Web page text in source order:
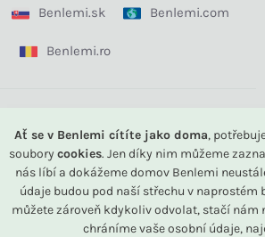
Ať se v Benlemi cítíte jako doma,
soubory cookies. Jen díky nim můžeme
nás líbí a dokážeme domov Benlemi
údaje budou pod naší střechu v naprostém
můžete zároveň kdykoliv odvolat, stačí nám
chráníme vaše osobní údaje,
Benlemi.sk Benlemi.com
Benlemi.ro